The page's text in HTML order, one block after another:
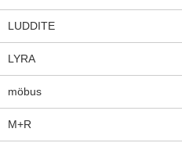
LUDDITE
LYRA
möbus
M+R